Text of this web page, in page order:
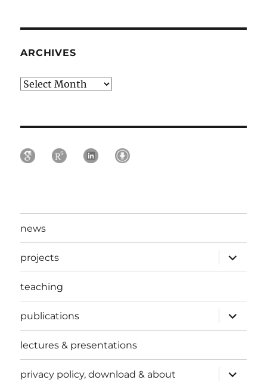
ARCHIVES
Archives
news
projects
expand
child
menu
teaching
publications
expand
child
menu
lectures & presentations
privacy policy, download & about
expand
child